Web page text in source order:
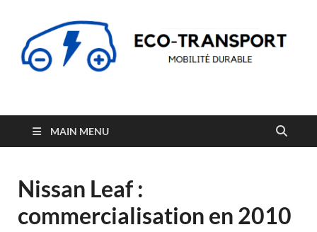
Eco-Transport
MAIN MENU
Nissan Leaf :
commercialisation en 2010